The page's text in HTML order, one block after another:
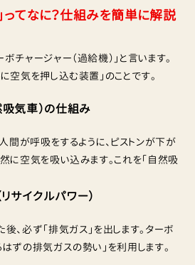
ってなに？仕組みを簡単に解説
チャージャー（過給機）」と言います。
空気を押し込む装置」のことです。
吸気車）の仕組み
間が呼吸をするように、ピストンが下が
に空気を吸い込みます。これを「自然吸
サイクルパワー）
、必ず「排気ガス」を出します。ターボ
ずの排気ガスの勢い」を利用します。